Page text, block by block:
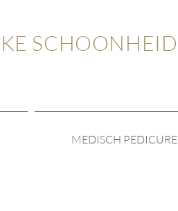
SCHOONHEID
MEDISCH PEDICURE